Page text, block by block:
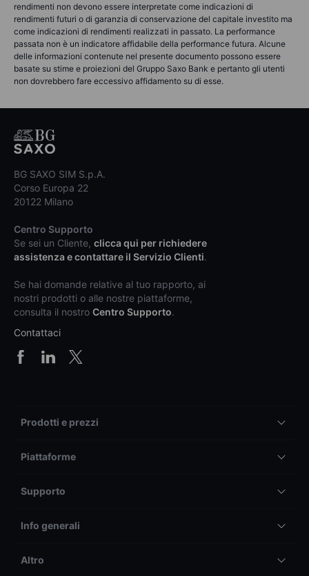
rendimenti non devono essere interpretate come indicazioni di
rendimenti futuri o di garanzia di conservazione del capitale investito ma
come indicazioni di rendimenti realizzati in passato. La performance
passata non è un indicatore affidabile della performance futura. Alcune
delle informazioni contenute nel presente documento possono essere
basate su stime e proiezioni del Gruppo Saxo Bank e pertanto gli utenti
non dovrebbero fare eccessivo affidamento su di esse.
BG SAXO SIM S.p.A.
Corso Europa 22
20122 Milano
Centro Supporto
Se sei un Cliente, clicca qui per richiedere
assistenza e contattare il Servizio Clienti.
Se hai domande relative al tuo rapporto, ai
nostri prodotti o alle nostre piattaforme,
consulta il nostro Centro Supporto.
Contattaci
Prodotti e prezzi
Piattaforme
Supporto
Info generali
Altro